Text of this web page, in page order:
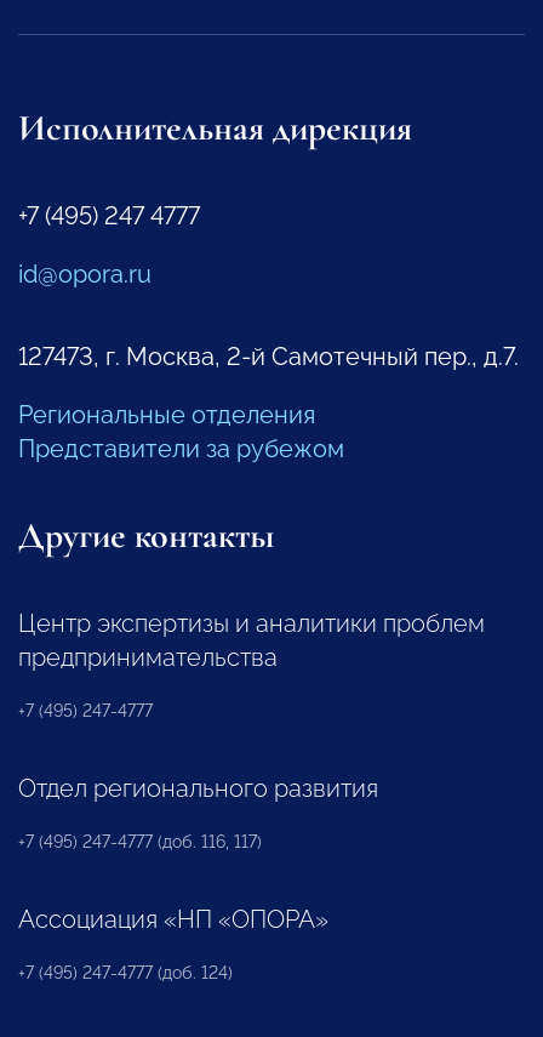
Исполнительная дирекция
+7 (495) 247 4777
id@opora.ru
127473, г. Москва, 2-й Самотечный пер., д.7.
Региональные отделения
Представители за рубежом
Другие контакты
Центр экспертизы и аналитики проблем
предпринимательства
+7 (495) 247-4777
Отдел регионального развития
+7 (495) 247-4777 (доб. 116, 117)
Ассоциация «НП «ОПОРА»
+7 (495) 247-4777 (доб. 124)